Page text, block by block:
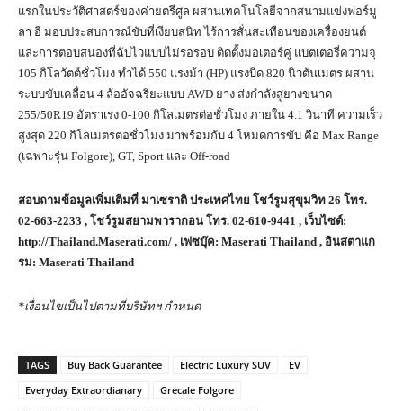
แรกในประวัติศาสตร์ของค่ายตรีศูล ผสานเทคโนโลยีจากสนามแข่งฟอร์มู
ลา อี มอบประสบการณ์ขับที่เงียบสนิท ไร้การสั่นสะเทือนของเครื่องยนต์
และการตอบสนองที่ฉับไวแบบไม่รอรอบ ติดตั้งมอเตอร์คู่ แบตเตอรี่ความจุ
105 กิโลวัตต์ชั่วโมง ทำได้ 550 แรงม้า (HP) แรงบิด 820 นิวตันเมตร ผสาน
ระบบขับเคลื่อน 4 ล้ออัจฉริยะแบบ AWD ยาง ส่งกำลังสู่ยางขนาด
255/50R19 อัตราเร่ง 0-100 กิโลเมตรต่อชั่วโมง ภายใน 4.1 วินาที ความเร็ว
สูงสุด 220 กิโลเมตรต่อชั่วโมง มาพร้อมกับ 4 โหมดการขับ คือ Max Range
(เฉพาะรุ่น Folgore), GT, Sport และ Off-road
สอบถามข้อมูลเพิ่มเติมที่ มาเซราติ ประเทศไทย โชว์รูมสุขุมวิท 26 โทร.
02-663-2233 , โชว์รูมสยามพารากอน โทร. 02-610-9441 , เว็บไซต์:
http://Thailand.Maserati.com/ , เฟซบุ๊ค: Maserati Thailand , อินสตาแก
รม: Maserati Thailand
*เงื่อนไขเป็นไปตามที่บริษัทฯ กำหนด
TAGS Buy Back Guarantee Electric Luxury SUV
EV
Everyday Extraordianary
Grecale Folgore